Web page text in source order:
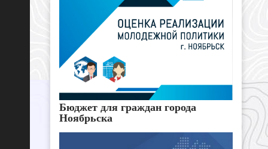
Бюджет для граждан города
Ноябрьска